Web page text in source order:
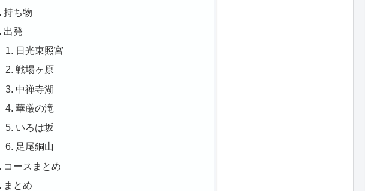
持ち物
出発
日光東照宮
戦場ヶ原
中禅寺湖
華厳の滝
いろは坂
足尾銅山
コースまとめ
まとめ